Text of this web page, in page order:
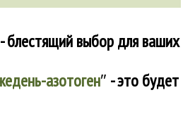
блестящий выбор для ваших
азотоген″ - это будет